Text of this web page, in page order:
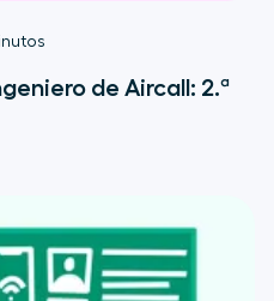
de Aircall: 2.ª